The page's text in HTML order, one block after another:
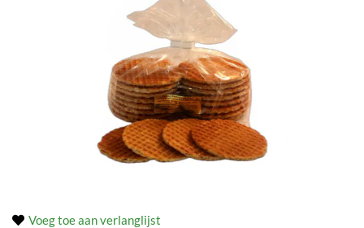
Voeg toe aan verlanglijst